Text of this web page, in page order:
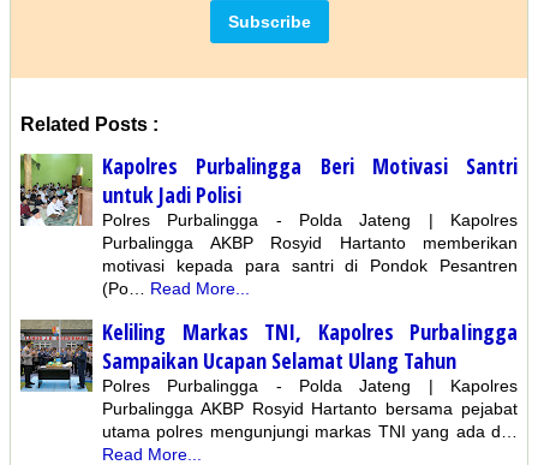
Related Posts :
Kapolres Purbalingga Beri Motivasi Santri
untuk Jadi Polisi
Polres Purbalingga - Polda Jateng | Kapolres
Purbalingga AKBP Rosyid Hartanto memberikan
motivasi kepada para santri di Pondok Pesantren
(Po… Read More...
Keliling Markas TNI, Kapolres PurbaIingga
Sampaikan Ucapan Selamat Ulang Tahun
Polres Purbalingga - Polda Jateng | Kapolres
Purbalingga AKBP Rosyid Hartanto bersama pejabat
utama polres mengunjungi markas TNI yang ada d…
Read More...